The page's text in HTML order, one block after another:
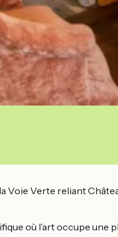
Voie Verte reliant
où l’art occupe une